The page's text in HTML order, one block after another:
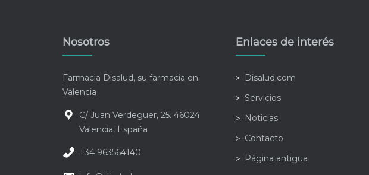
Nosotros
Farmacia Disalud, su farmacia en
Valencia
C/ Juan Verdeguer, 25. 46024
Valencia, España
+34 963564140
Enlaces de interés
Disalud.com
Servicios
Noticias
Contacto
Página antigua